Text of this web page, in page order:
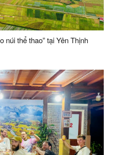
núi thể thao” tại Yên Thịnh